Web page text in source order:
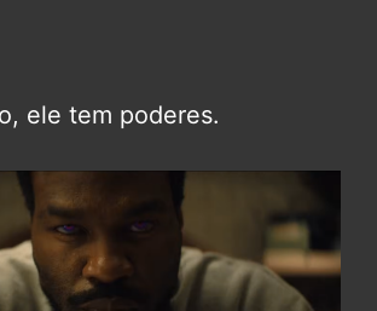
ele tem poderes.